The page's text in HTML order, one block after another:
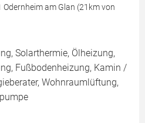
am Glan (21km von
Solarthermie, Ölheizung,
Fußbodenheizung, Kamin /
Wohnraumlüftung,